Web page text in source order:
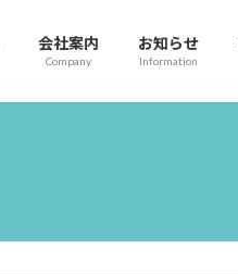
会社案内
Company
お知らせ
Information